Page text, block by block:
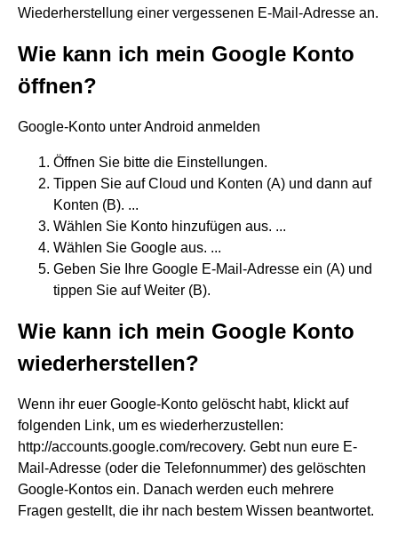
Wiederherstellung einer vergessenen E-Mail-Adresse an.
Wie kann ich mein Google Konto
öffnen?
Google-Konto unter Android anmelden
Öffnen Sie bitte die Einstellungen.
Tippen Sie auf Cloud und Konten (A) und dann auf
Konten (B). ...
Wählen Sie Konto hinzufügen aus. ...
Wählen Sie Google aus. ...
Geben Sie Ihre Google E-Mail-Adresse ein (A) und
tippen Sie auf Weiter (B).
Wie kann ich mein Google Konto
wiederherstellen?
Wenn ihr euer Google-Konto gelöscht habt, klickt auf
folgenden Link, um es wiederherzustellen:
http://accounts.google.com/recovery. Gebt nun eure E-
Mail-Adresse (oder die Telefonnummer) des gelöschten
Google-Kontos ein. Danach werden euch mehrere
Fragen gestellt, die ihr nach bestem Wissen beantwortet.